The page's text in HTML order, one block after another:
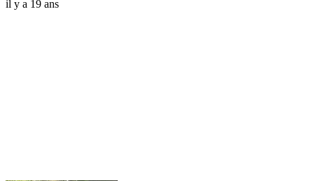
il y a 19 ans